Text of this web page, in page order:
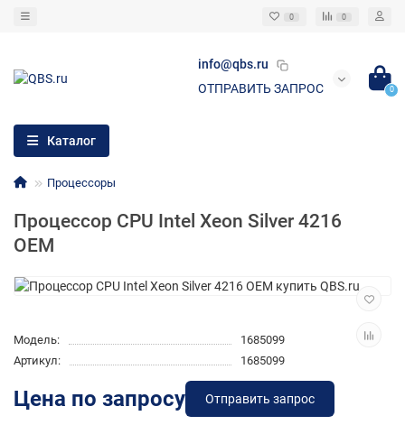
0 0
info@qbs.ru
ОТПРАВИТЬ ЗАПРОС
0
Каталог
Процессоры
Процессор CPU Intel Xeon Silver 4216
OEM
Модель:
1685099
Артикул:
1685099
Цена по запросу Отправить запрос